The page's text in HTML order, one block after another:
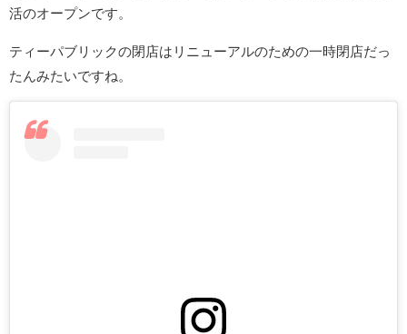
活のオープンです。
ティーパブリックの閉店はリニューアルのための一時閉店だっ
たんみたいですね。